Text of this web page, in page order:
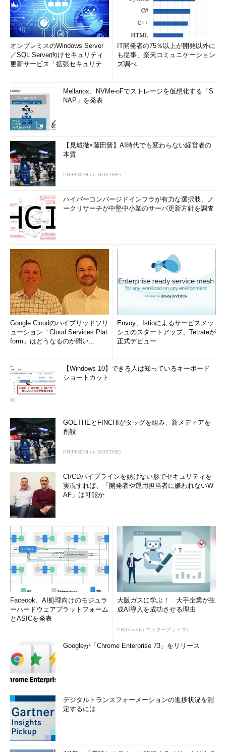
ックスから管理者モードで実行する
これだけは覚えておきたいWindowsのコマンドプロンプ
トの使い方（TIPS）
［スタート］－［プログラム］メニューに［管理ツー
ル］項目を表示するには
（TIPS）
Windows 7のスタートメニューに［ファイル名を指定し
Windows 8／8.1で自動起動されるスタートアッププログ
ラムを無効化する（TIPS）
オンプレミスのWindows Server
／SQL Server向けセキュリティ
更新サービス「拡張セキュリティ
IT開発者の75％以上が開発以外に
も従事、楽天コミュニケーション
ズ調べ
Mellanox、NVMe-oFでストレージを仮想化する「S
NAP」を発表
【見城徹×藤田晋】AI時代でも変わらない経営者の
本質
PR(FINCHI on GOETHE)
ハイパーコンバージドインフラが有力な選択肢、ノ
ークリサーチが中堅中小業のサーバ更新方針を調査
Google Cloudのハイブリッドソリ
ューション「Cloud Services Plat
form」はどうなるのか聞い...
Envoy、Istioによるサービスメッ
シュのスタートアップ、Tetrateが
正式デビュー
【Windows 10】できる人は知っているキーボード
ショートカット
GOETHEとFINCHIがタッグを組み、新メディアを
創設
PR(FINCHI on GOETHE)
CI/CDパイプラインを妨げない形でセキュリティを
実現すれば、「開発者や運用担当者に嫌われないW
AF」は可能か
Faceook、AI処理向けのモジュラ
ーハードウェアプラットフォーム
とASICを発表
大阪ガスに学ぶ！ 大手企業が生
成AI導入を成功させる理由
PR(ITmedia エンタープライズ)
Googleが「Chrome Enterprise 73」をリリース
デジタルトランスフォーメーションの進捗状況を測
定するには